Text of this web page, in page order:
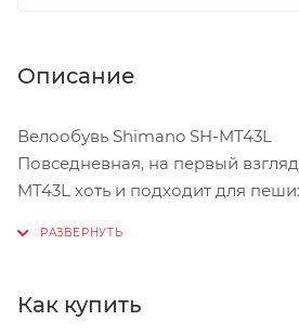
Описание
Велообувь Shimano SH-MT43L
Повседневная, на первый
MT43L хоть и подходит для
умеренной жёсткости делает
Как купить